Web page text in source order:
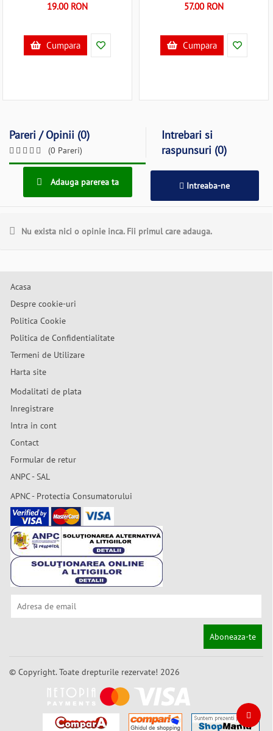
19.00 RON
Cumpara
57.00 RON
Cumpara
Pareri / Opinii (0)
(0 Pareri)
Intrebari si
raspunsuri (0)
Adauga parerea ta Intreaba-ne
Nu exista nici o opinie inca. Fii primul care adauga.
Acasa
Despre cookie-uri
Politica Cookie
Politica de Confidentialitate
Termeni de Utilizare
Harta site
Modalitati de plata
Inregistrare
Intra in cont
Contact
Formular de retur
ANPC - SAL
APNC - Protectia Consumatorului
Aboneaza-te
© Copyright. Toate drepturile rezervate! 2026